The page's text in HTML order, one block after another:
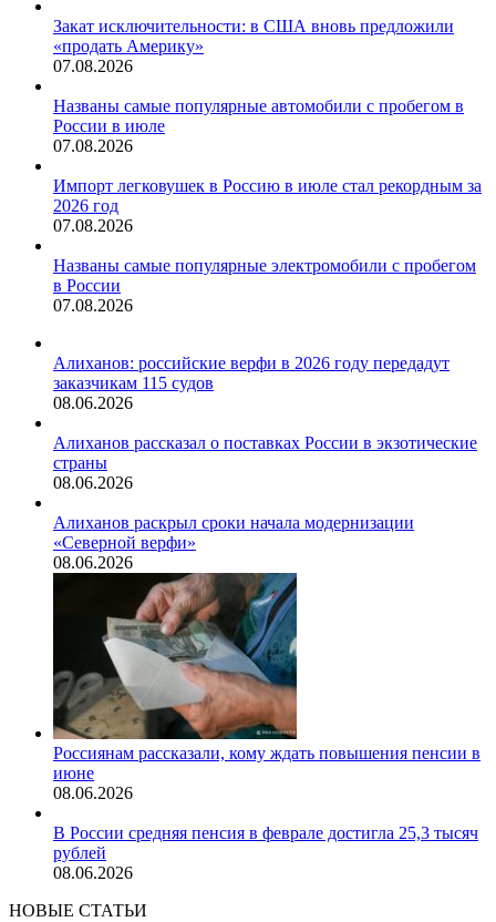
Закат исключительности: в США вновь предложили
«продать Америку»
07.08.2026
Названы самые популярные автомобили с пробегом в
России в июле
07.08.2026
Импорт легковушек в Россию в июле стал рекордным за
2026 год
07.08.2026
Названы самые популярные электромобили с пробегом
в России
07.08.2026
Алиханов: российские верфи в 2026 году передадут
заказчикам 115 судов
08.06.2026
Алиханов рассказал о поставках России в экзотические
страны
08.06.2026
Алиханов раскрыл сроки начала модернизации
«Северной верфи»
08.06.2026
Россиянам рассказали, кому ждать повышения пенсии в
июне
08.06.2026
В России средняя пенсия в феврале достигла 25,3 тысяч
рублей
08.06.2026
НОВЫЕ СТАТЬИ